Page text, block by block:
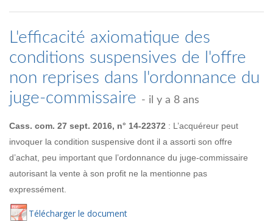
L'efficacité axiomatique des
conditions suspensives de l'offre
non reprises dans l'ordonnance du
juge-commissaire - il y a 8 ans
Cass. com. 27 sept. 2016, n° 14-22372 : L’acquéreur peut
invoquer la condition suspensive dont il a assorti son offre
d’achat, peu important que l’ordonnance du juge-commissaire
autorisant la vente à son profit ne la mentionne pas
expressément.
Télécharger le document